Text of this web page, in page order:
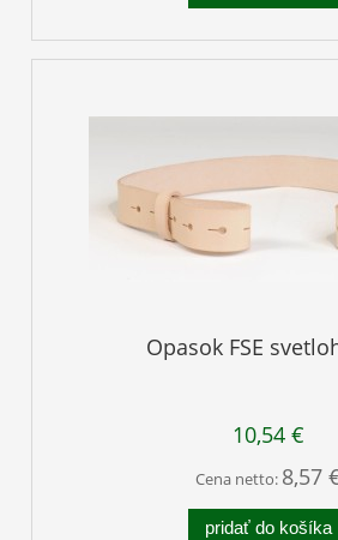
Opasok FSE
10,54 €
Cena netto: 8,57
pridať do košíka